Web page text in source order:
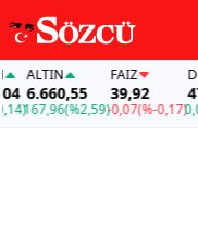
ALTIN
6.660,55
167,96(%2,59)
FAİZ
39,92
-0,07(%-0,17)0,09